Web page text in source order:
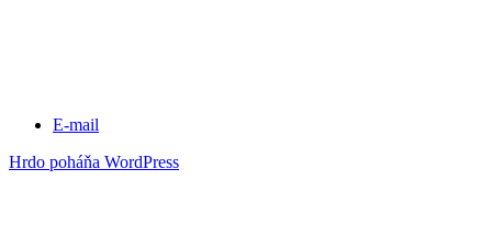
E-mail
Hrdo poháňa WordPress